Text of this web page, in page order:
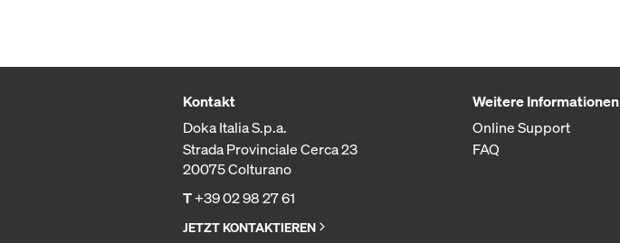
Kontakt
Doka Italia S.p.a.
Strada Provinciale Cerca 23
20075 Colturano
T+39 02 98 27 61
JETZT KONTAKTIEREN
Weitere Informationen
Online Support
FAQ